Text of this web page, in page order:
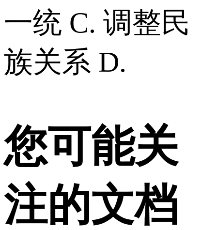
一统 C. 调整民
族关系 D.
您可能关
注的文档